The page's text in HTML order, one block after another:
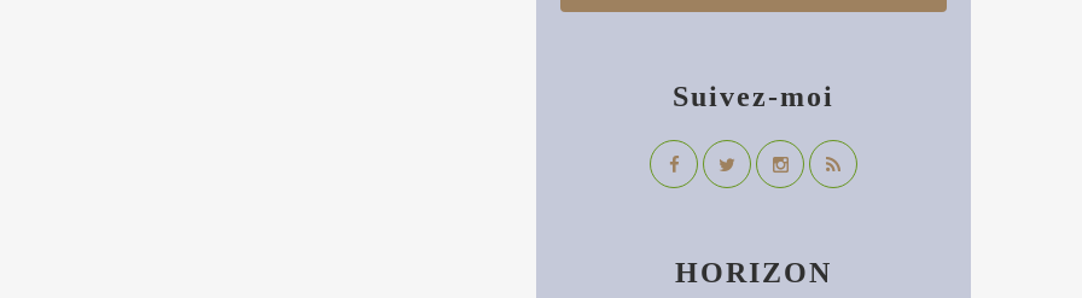
HORIZON
Suivez-moi